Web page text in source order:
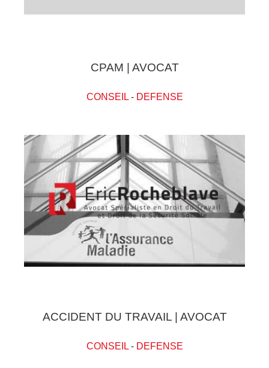
CPAM | AVOCAT
CONSEIL- DEFENSE
ACCIDENT DU TRAVAIL | AVOCAT
CONSEIL- DEFENSE